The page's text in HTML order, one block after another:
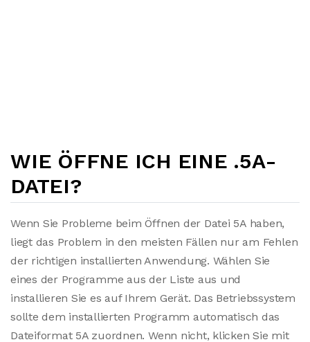
WIE ÖFFNE ICH EINE .5A-
DATEI?
Wenn Sie Probleme beim Öffnen der Datei 5A haben,
liegt das Problem in den meisten Fällen nur am Fehlen
der richtigen installierten Anwendung. Wählen Sie
eines der Programme aus der Liste aus und
installieren Sie es auf Ihrem Gerät. Das Betriebssystem
sollte dem installierten Programm automatisch das
Dateiformat 5A zuordnen. Wenn nicht, klicken Sie mit